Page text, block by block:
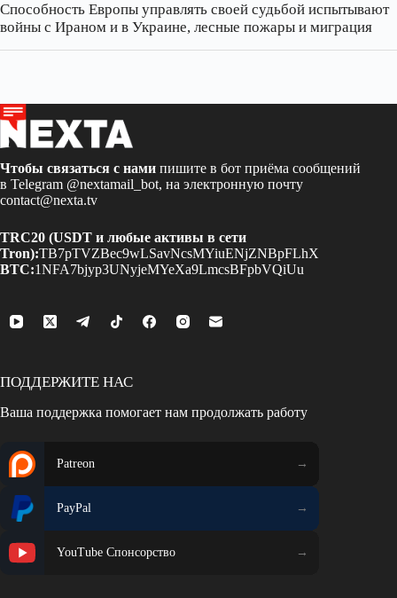
Способность Европы управлять своей судьбой испытывают
войны с Ираном и в Украине, лесные пожары и миграция
Чтобы связаться с нами пишите в бот приёма сообщений
в Telegram @nextamail_bot, на электронную почту
contact@nexta.tv
TRC20 (USDT и любые активы в сети
Tron):TB7pTVZBec9wLSavNcsMYiuENjZNBpFLhX
BTC:1NFA7bjyp3UNyjeMYeXa9LmcsBFpbVQiUu
ПОДДЕРЖИТЕ НАС
Ваша поддержка помогает нам продолжать работу
Patreon
PayPal
YouTube Спонсорство